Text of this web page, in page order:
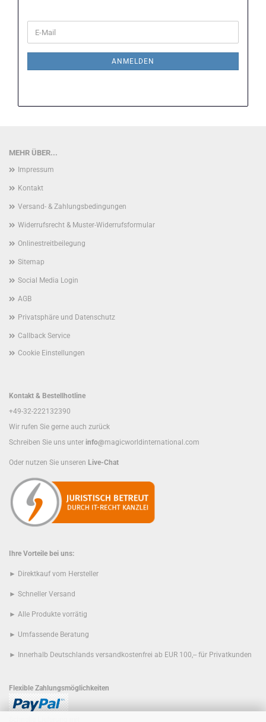
ZUR
E-
Mail
ANMELDEN
MEHR ÜBER...
Impressum
Kontakt
Versand- & Zahlungsbedingungen
Widerrufsrecht & Muster-Widerrufsformular
Onlinestreitbeilegung
Sitemap
Social Media Login
AGB
Privatsphäre und Datenschutz
Callback Service
Cookie Einstellungen
Kontakt & Bestellhotline
+49-32-222132390
Wir rufen Sie gerne auch zurück
Schreiben Sie uns unter info@magicworldinternational.com
Oder nutzen Sie unseren Live-Chat
Ihre Vorteile bei uns:
► Direktkauf vom Hersteller
► Schneller Versand
► Alle Produkte vorrätig
► Umfassende Beratung
► Innerhalb Deutschlands versandkostenfrei ab EUR 100,-- für Privatkunden
Flexible Zahlungsmöglichkeiten